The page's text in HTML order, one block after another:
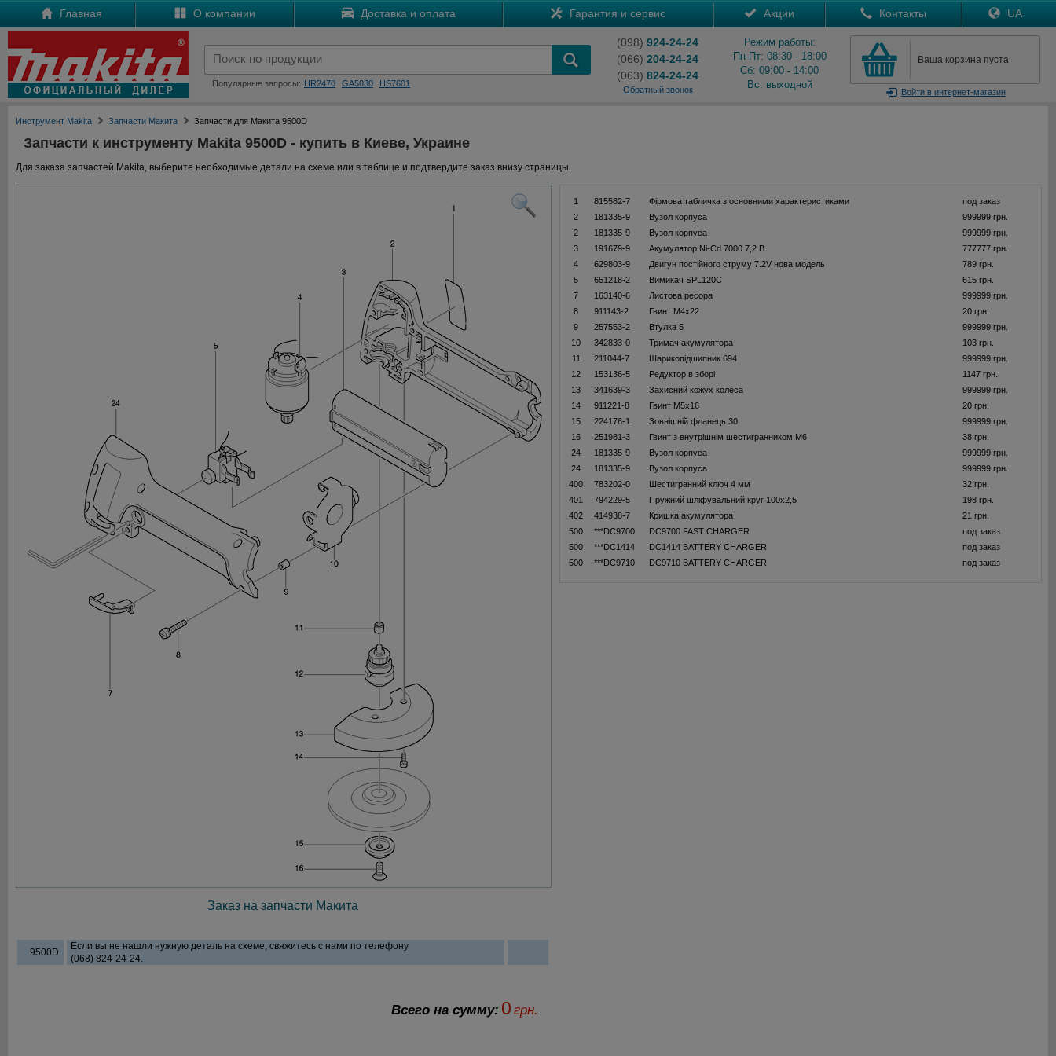
Главная О компании Доставка и оплата Гарантия и сервис Акции Контакты UA
Популярные запросы: HR2470 GA5030 HS7601
(098) 924-24-24
(066) 204-24-24
(063) 824-24-24
Обратный звонок
Режим работы:
Пн-Пт: 08:30 - 18:00
Сб: 09:00 - 14:00
Вс: выходной
Ваша корзина пуста
Войтив интернет-магазин
Инструмент Makita Запчасти Макита Запчасти для Макита 9500D
Запчасти к инструменту Makita 9500D - купить в Киеве, Украине
Для заказа запчастей Makita, выберите необходимые детали на схеме или в таблице и подтвердите заказ внизу страницы.
Заказ на запчасти Макита
9500D
Если вы не нашли нужную деталь на схеме, свяжитесь с нами по телефону
(068) 824-24-24.
Всего на сумму: 0 грн.
1 815582-7 Фiрмова табличка з основними характеристиками
под заказ
2
181335-9 Вузол корпуса
999999 грн.
2
181335-9 Вузол корпуса
999999 грн.
3
191679-9 Акумулятор Ni-Cd 7000 7,2 В
777777 грн.
4
629803-9 Двигун постійного струму 7.2V нова модель
789 грн.
5
651218-2 Вимикач SPL120C
615 грн.
7
163140-6 Листова ресора
999999 грн.
8
911143-2 Гвинт M4x22
20 грн.
9
257553-2 Втулка 5
999999 грн.
10
342833-0 Тримач акумулятора
103 грн.
11
211044-7 Шарикопідшипник 694
999999 грн.
12
153136-5 Редуктор в зборі
1147 грн.
13
341639-3 Захисний кожух колеса
999999 грн.
14
911221-8 Гвинт M5x16
20 грн.
15
224176-1 Зовнішній фланець 30
999999 грн.
16
251981-3 Гвинт з внутрішнім шестигранником M6
38 грн.
24
181335-9 Вузол корпуса
999999 грн.
24
181335-9 Вузол корпуса
999999 грн.
400
783202-0 Шестигранний ключ 4 мм
32 грн.
401
794229-5 Пружний шлiфувальний круг 100x2,5
198 грн.
402
414938-7 Кришка акумулятора
21 грн.
500
***DC9700 DC9700 FAST CHARGER
под заказ
500
***DC1414 DC1414 BATTERY CHARGER
под заказ
500
***DC9710 DC9710 BATTERY CHARGER под заказ